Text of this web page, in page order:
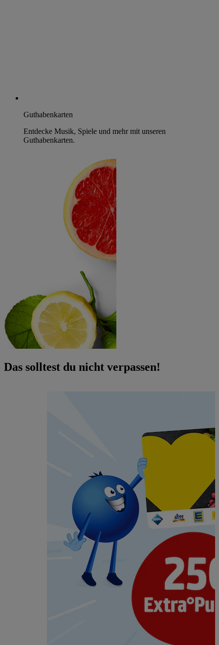
Guthabenkarten
Entdecke Musik, Spiele und mehr mit unseren
Guthabenkarten.
Das solltest du nicht verpassen!